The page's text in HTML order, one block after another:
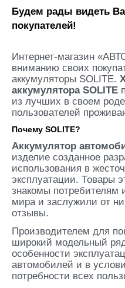
Будем рады видеть
покупателей!
Интернет-магазин
вниманию своих
аккумуляторы SOLITE.
аккумулятора SOLITE
из лучших в своем
пользователей
Почему SOLITE?
Аккумулятор
изделие созданное
использования в
эксплуатации. Товары
знакомы потребителям
мира и заслужили от
отзывы.
Производителем для
широкий модельный
особенности
автомобилей и в
потребности всех